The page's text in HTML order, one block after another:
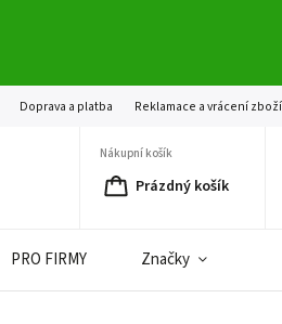
Doprava a platba Reklamace a vrácení zboží
Nákupní košík
Prázdný košík
PRO FIRMY Značky